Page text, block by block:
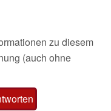
zu diesem
(auch ohne